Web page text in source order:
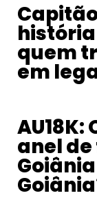
quem
em
anel